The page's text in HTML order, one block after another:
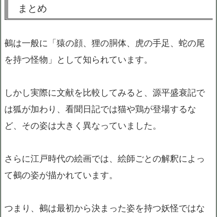
まとめ
鵺は一般に「猿の顔、狸の胴体、虎の手足、蛇の尾
を持つ怪物」として知られています。
しかし実際に文献を比較してみると、源平盛衰記で
は狐が加わり、看聞日記では猫や鶏が登場するな
ど、その姿は大きく異なっていました。
さらに江戸時代の絵画では、絵師ごとの解釈によっ
て鵺の姿が描かれています。
つまり、鵺は最初から決まった姿を持つ妖怪ではな